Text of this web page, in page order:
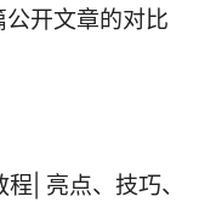
开文章的对比
| 亮点、技巧、